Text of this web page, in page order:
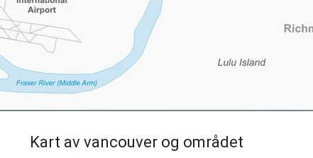
Kart av vancouver og området